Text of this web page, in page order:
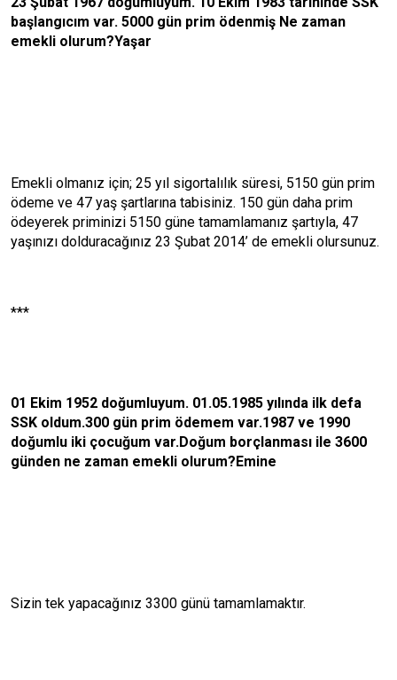
başlangıcım var. 5000 gün prim ödenmiş Ne zaman
emekli olurum?Yaşar
Emekli olmanız için; 25 yıl sigortalılık süresi, 5150 gün prim
ödeme ve 47 yaş şartlarına tabisiniz. 150 gün daha prim
ödeyerek priminizi 5150 güne tamamlamanız şartıyla, 47
yaşınızı dolduracağınız 23 Şubat 2014’ de emekli olursunuz.
***
01 Ekim 1952 doğumluyum. 01.05.1985 yılında ilk defa
SSK oldum.300 gün prim ödemem var.1987 ve 1990
doğumlu iki çocuğum var.Doğum borçlanması ile 3600
günden ne zaman emekli olurum?Emine
Sizin tek yapacağınız 3300 günü tamamlamaktır.